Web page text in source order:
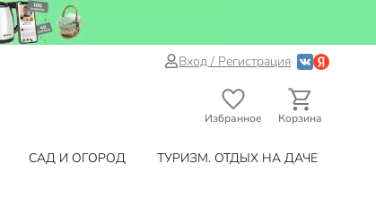
Вход / Регистрация
Избранное Корзина
САД И ОГОРОД ТУРИЗМ. ОТДЫХ НА ДАЧЕ